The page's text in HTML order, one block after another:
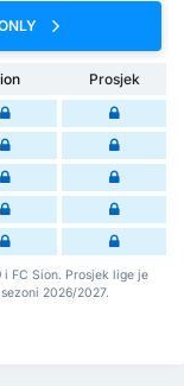
Prosjek
i FC Sion. Prosjek lige je
2026/2027.